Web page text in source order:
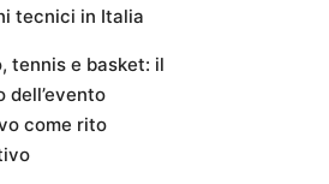
tecnici in Italia
tennis e basket: il
dell’evento
come rito